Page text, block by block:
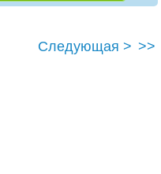
Следующая > >>